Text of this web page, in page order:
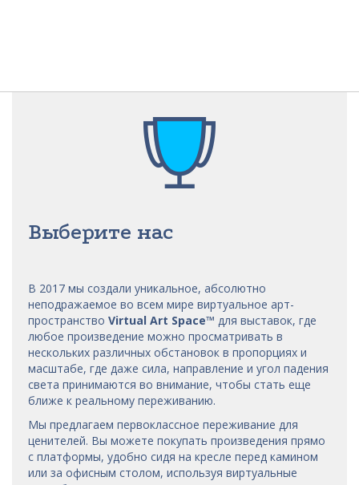
Выберите нас
В 2017 мы создали уникальное, абсолютно
неподражаемое во всем мире виртуальное арт-
пространство Virtual Art Space™ для выставок, где
любое произведение можно просматривать в
нескольких различных обстановок в пропорциях и
масштабе, где даже сила, направление и угол падения
света принимаются во внимание, чтобы стать еще
ближе к реальному переживанию.
Мы предлагаем первоклассное переживание для
ценителей. Вы можете покупать произведения прямо
с платформы, удобно сидя на кресле перед камином
или за офисным столом, используя виртуальные